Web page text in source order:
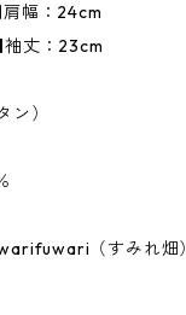
幅：24cm
丈：23cm
）
（すみれ畑